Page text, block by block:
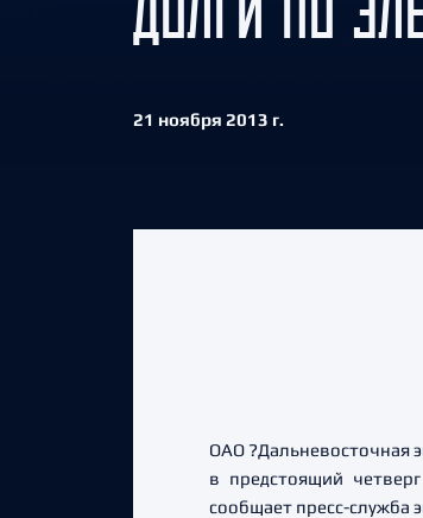
21 ноября 2013 г.
ОАО ?Дальневосточная
в предстоящий
сообщает пресс-служба